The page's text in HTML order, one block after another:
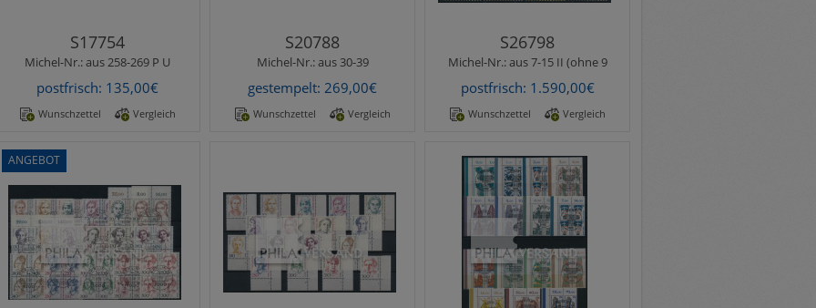
S17754
Michel-Nr.:aus 258-269 P U
postfrisch: 135,00€
Wunschzettel Vergleich
S20788
Michel-Nr.:aus 30-39
gestempelt: 269,00€
Wunschzettel Vergleich
S26798
Michel-Nr.:aus 7-15 II (ohne 9
postfrisch: 1.590,00€
Wunschzettel Vergleich
ANGEBOT
Michel-Nr.:aus 770-849
Merkmale:Fotoattest /
Befund
Frauen 1986/1989 -
komplette Ausgabe in
Viererblocks mit
Tagesstempeln aus Berlin !!,
Nr.
Frauen 1986/1989 -
komplette Ausgabe
einheitlich aus der rechten
unteren Bogenecke mit
Formnummern, ..
Michel-Nr.:aus 793-874 (4)
Sehenswürdigkeiten
1987/1990 - je im Viererblock
aus der linken oberen
Bogenecke mit Farbstreifen
un..